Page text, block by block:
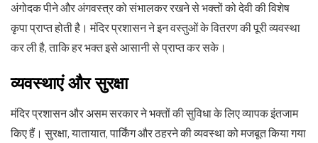
अंगोदक पीने और अंगवस्त्र को संभालकर रखने से भक्तों को देवी की विशेष
कृपा प्राप्त होती है। मंदिर प्रशासन ने इन वस्तुओं के वितरण की पूरी व्यवस्था
कर ली है, ताकि हर भक्त इसे आसानी से प्राप्त कर सके।
व्यवस्थाएं और सुरक्षा
मंदिर प्रशासन और असम सरकार ने भक्तों की सुविधा के लिए व्यापक इंतजाम
किए हैं। सुरक्षा, यातायात, पार्किंग और ठहरने की व्यवस्था को मजबूत किया गया